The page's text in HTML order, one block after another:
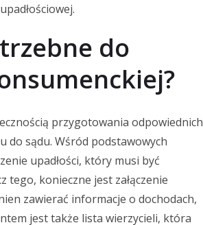
do
przygotowania odpowiednich
do sądu. Wśród podstawowych
upadłości, który musi być
tego, konieczne jest załączenie
zawierać informacje o dochodach,
jest także lista wierzycieli, która